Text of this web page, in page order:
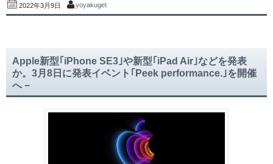
2022年3月9日 yoyakuget
Apple新型｢iPhone SE3｣や新型｢iPad Air｣などを発表
か。3月8日に発表イベント｢Peek performance.｣を開催
へ −